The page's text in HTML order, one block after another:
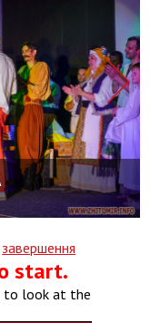
завершення
start.
to look at the